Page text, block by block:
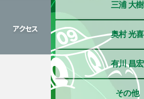
アクセス
三浦 大樹
奥村 光喜
有川 昌宏
その他